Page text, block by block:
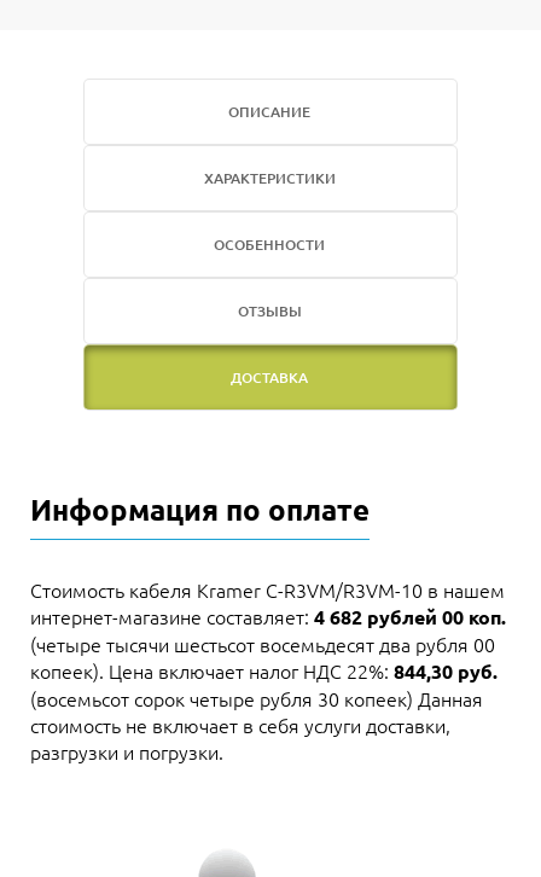
ОПИСАНИЕ
ХАРАКТЕРИСТИКИ
ОСОБЕННОСТИ
ОТЗЫВЫ
ДОСТАВКА
Информация по оплате
Стоимость кабеля Kramer C-R3VM/R3VM-10 в нашем
интернет-магазине составляет: 4 682 рублей 00 коп.
(четыре тысячи шестьсот восемьдесят два рубля 00
копеек). Цена включает налог НДС 22%: 844,30 руб.
(восемьсот сорок четыре рубля 30 копеек) Данная
стоимость не включает в себя услуги доставки,
разгрузки и погрузки.